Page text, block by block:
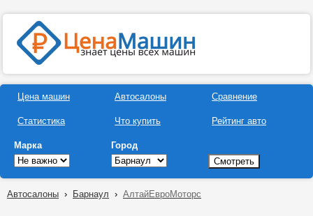
Цена машин
Статистика
Автосалоны
Что купить
Сравнение
Рейтинг авто
Марка Город
Автосалоны › Барнаул › АлтайЕвроМоторс